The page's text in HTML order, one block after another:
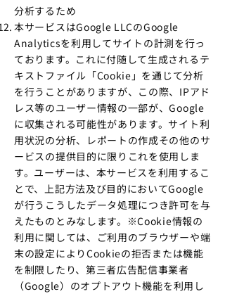
分析するため
本サービスはGoogle LLCのGoogle
Analyticsを利用してサイトの計測を行っ
ております。これに付随して生成されるテ
キストファイル「Cookie」を通じて分析
を行うことがありますが、この際、IPアド
レス等のユーザー情報の一部が、Google
に収集される可能性があります。サイト利
用状況の分析、レポートの作成その他のサ
ービスの提供目的に限りこれを使用しま
す。ユーザーは、本サービスを利用するこ
とで、上記方法及び目的においてGoogle
が行うこうしたデータ処理につき許可を与
えたものとみなします。※Cookie情報の
利用に関しては、ご利用のブラウザーや端
末の設定によりCookieの拒否または機能
を制限したり、第三者広告配信事業者
（Google）のオプトアウト機能を利用し